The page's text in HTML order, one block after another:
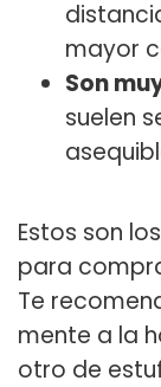
mayor
Son
suelen
Estos son
para
Te
mente a la
otro de